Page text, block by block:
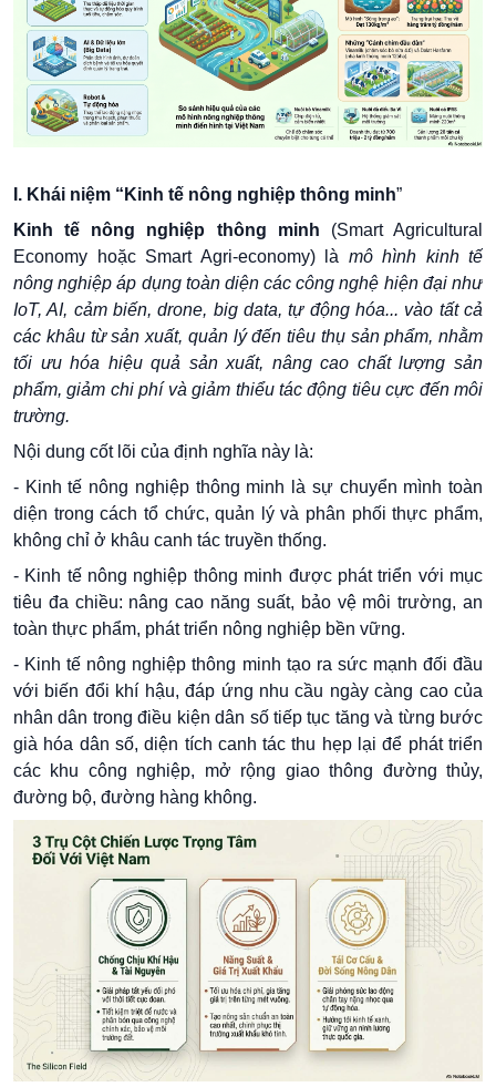
I. Khái niệm “Kinh tế nông nghiệp thông minh”
Kinh tế nông nghiệp thông minh (Smart Agricultural
Economy hoặc Smart Agri-economy) là mô hình kinh tế
nông nghiệp áp dụng toàn diện các công nghệ hiện đại như
IoT, AI, cảm biến, drone, big data, tự động hóa... vào tất cả
các khâu từ sản xuất, quản lý đến tiêu thụ sản phẩm, nhằm
tối ưu hóa hiệu quả sản xuất, nâng cao chất lượng sản
phẩm, giảm chi phí và giảm thiểu tác động tiêu cực đến môi
trường.
Nội dung cốt lõi của định nghĩa này là:
- Kinh tế nông nghiệp thông minh là sự chuyển mình toàn
diện trong cách tổ chức, quản lý và phân phối thực phẩm,
không chỉ ở khâu canh tác truyền thống.
- Kinh tế nông nghiệp thông minh được phát triển với mục
tiêu đa chiều: nâng cao năng suất, bảo vệ môi trường, an
toàn thực phẩm, phát triển nông nghiệp bền vững.
- Kinh tế nông nghiệp thông minh tạo ra sức mạnh đối đầu
với biến đổi khí hậu, đáp ứng nhu cầu ngày càng cao của
nhân dân trong điều kiện dân số tiếp tục tăng và từng bước
già hóa dân số, diện tích canh tác thu hẹp lại để phát triển
các khu công nghiệp, mở rộng giao thông đường thủy,
đường bộ, đường hàng không.